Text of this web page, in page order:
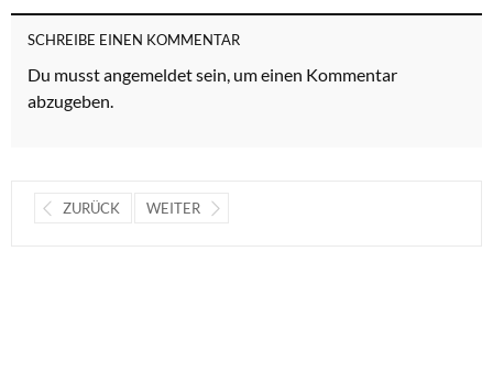
SCHREIBE EINEN KOMMENTAR
Du musstangemeldetsein, um einen Kommentar
abzugeben.
ZURÜCK WEITER